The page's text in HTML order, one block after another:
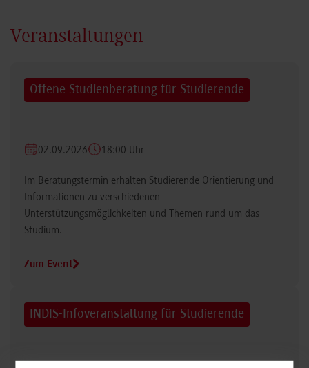
Veranstaltungen
Offene Studienberatung für Studierende
02.09.2026 18:00 Uhr
Im Beratungstermin erhalten Studierende Orientierung und
Informationen zu verschiedenen
Unterstützungsmöglichkeiten und Themen rund um das
Studium.
Zum Event
INDIS-Infoveranstaltung für Studierende